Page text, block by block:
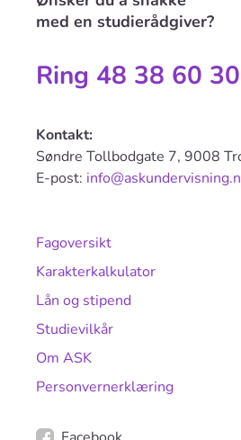
Fagoversikt
Karakterkalkulator
Lån og stipend
Studievilkår
Om ASK
Personvernerklæring
med en studierådgiver?
Ring 48 38 60 30
Kontakt:
Søndre Tollbodgate 7, 9008
E-post: